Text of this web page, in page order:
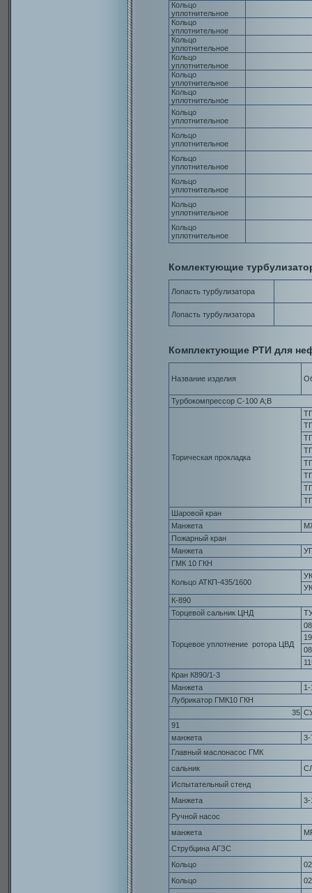
Кольцо
уплотнительное
Кольцо
уплотнительное
Кольцо
уплотнительное
Кольцо
уплотнительное
Кольцо
уплотнительное
Кольцо
уплотнительное
Кольцо
уплотнительное
Кольцо
уплотнительное
Кольцо
уплотнительное
Кольцо
уплотнительное
Кольцо
уплотнительное
Кольцо
уплотнительное
Комлектующие
Лопасть турбулизатора
Лопасть турбулизатора
Комплектующие РТИ для
Название изделия
Турбокомпрессор С-100 А;В
Торическая прокладка
Шаровой кран
Манжета
Пожарный кран
Манжета
ГМК 10 ГКН
Кольцо АТКП-435/1600
К-890
Торцевой сальник ЦНД
Торцевое уплотнение ротора ЦВД
Кран К890/1-3
Манжета
Лубрикатор ГМК10 ГКН
35
91
манжета
3-
Главный маслонасос ГМК
сальник
Испытательный стенд
Манжета
3-
Ручной насос
манжета
Струбцина АГЗС
Кольцо
Кольцо